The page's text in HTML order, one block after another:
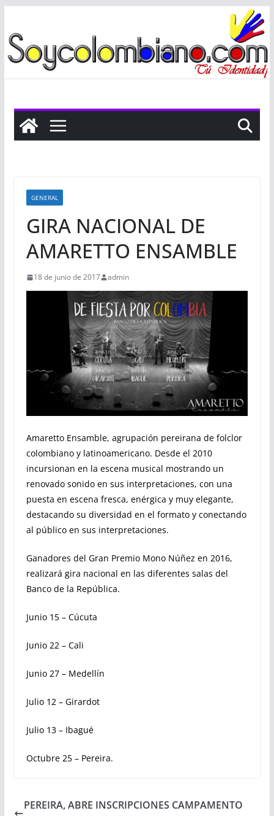
al
contenido
GENERAL
GIRA NACIONAL DE
AMARETTO ENSAMBLE
18 de junio de 2017 admin
Amaretto Ensamble, agrupación pereirana de folclor
colombiano y latinoamericano. Desde el 2010
incursionan en la escena musical mostrando un
renovado sonido en sus interpretaciones, con una
puesta en escena fresca, enérgica y muy elegante,
destacando su diversidad en el formato y conectando
al público en sus interpretaciones.
Ganadores del Gran Premio Mono Núñez en 2016,
realizará gira nacional en las diferentes salas del
Banco de la República.
Junio 15 – Cúcuta
Junio 22 – Cali
Junio 27 – Medellín
Julio 12 – Girardot
Julio 13 – Ibagué
Octubre 25 – Pereira.
PEREIRA, ABRE INSCRIPCIONES CAMPAMENTO